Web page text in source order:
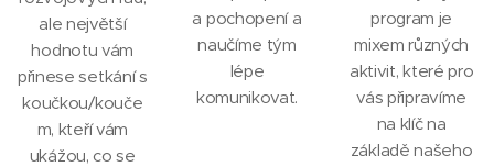
ale největší
hodnotu vám
přinese setkání s
koučkou/kouče
m, kteří vám
ukážou, co se
a pochopení a
naučíme tým
lépe
komunikovat.
program je
mixem různých
aktivit, které pro
vás připravíme
na klíč na
základě našeho